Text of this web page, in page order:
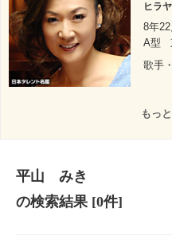
ヒラ
8年
A型
歌手
もっ
平山 みき
の検索結果[0件]